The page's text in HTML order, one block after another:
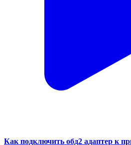
Как подключить обд2 адаптер к